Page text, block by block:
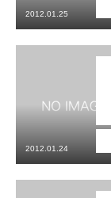
2012.01.25
2012.01.24